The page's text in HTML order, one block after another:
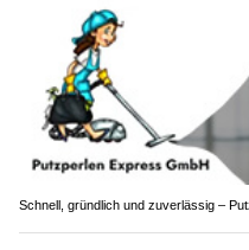
Schnell, gründlich und zuverlässig –